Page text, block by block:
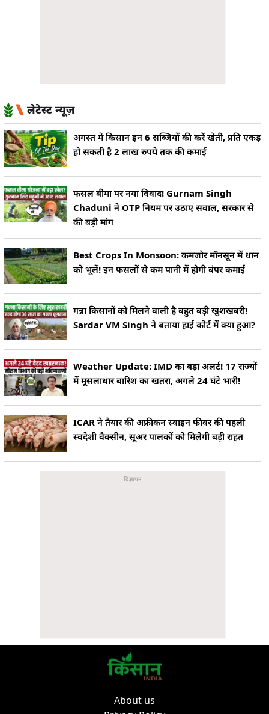
लेटेस्ट न्यूज़
अगस्त में किसान इन 6 सब्जियों की करें खेती, प्रति एकड़
हो सकती है 2 लाख रुपये तक की कमाई
फसल बीमा पर नया विवाद! Gurnam Singh
Chaduni ने OTP नियम पर उठाए सवाल, सरकार से
की बड़ी मांग
Best Crops In Monsoon: कमजोर मॉनसून में धान
को भूलें! इन फसलों से कम पानी में होगी बंपर कमाई
गन्ना किसानों को मिलने वाली है बहुत बड़ी खुशखबरी!
Sardar VM Singh ने बताया हाई कोर्ट में क्या हुआ?
Weather Update: IMD का बड़ा अलर्ट! 17 राज्यों
में मूसलाधार बारिश का खतरा, अगले 24 घंटे भारी!
ICAR ने तैयार की अफ्रीकन स्वाइन फीवर की पहली
स्वदेशी वैक्सीन, सूअर पालकों को मिलेगी बड़ी राहत
About us